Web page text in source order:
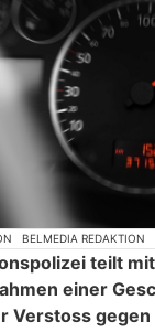
BELMEDIA REDAKTION
teilt
einer
Verstoss